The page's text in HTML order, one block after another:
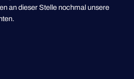
an dieser Stelle nochmal unsere